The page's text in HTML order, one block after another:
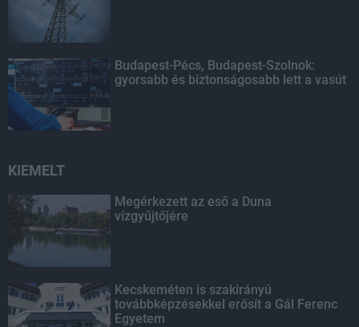
Budapest-Pécs, Budapest-Szolnok:
gyorsabb és biztonságosabb lett a vasút
KIEMELT
Megérkezett az eső a Duna
vízgyűjtőjére
Kecskeméten is szakirányú
továbbképzésekkel erősít a Gál Ferenc
Egyetem